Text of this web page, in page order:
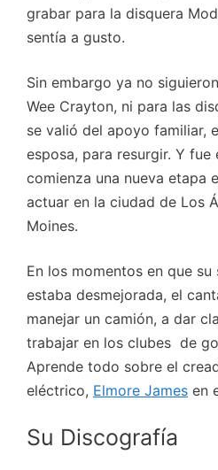
grabar para la disquera
sentía a gusto.
Sin embargo ya no
Wee Crayton, ni para las
se valió del apoyo familiar,
esposa, para resurgir. Y fue
comienza una nueva etapa
actuar en la ciudad de Los
Moines.
En los momentos en que
estaba desmejorada, el
manejar un camión, a dar
trabajar en los clubes de
Aprende todo sobre el
eléctrico, Elmore James en
Su Discografía